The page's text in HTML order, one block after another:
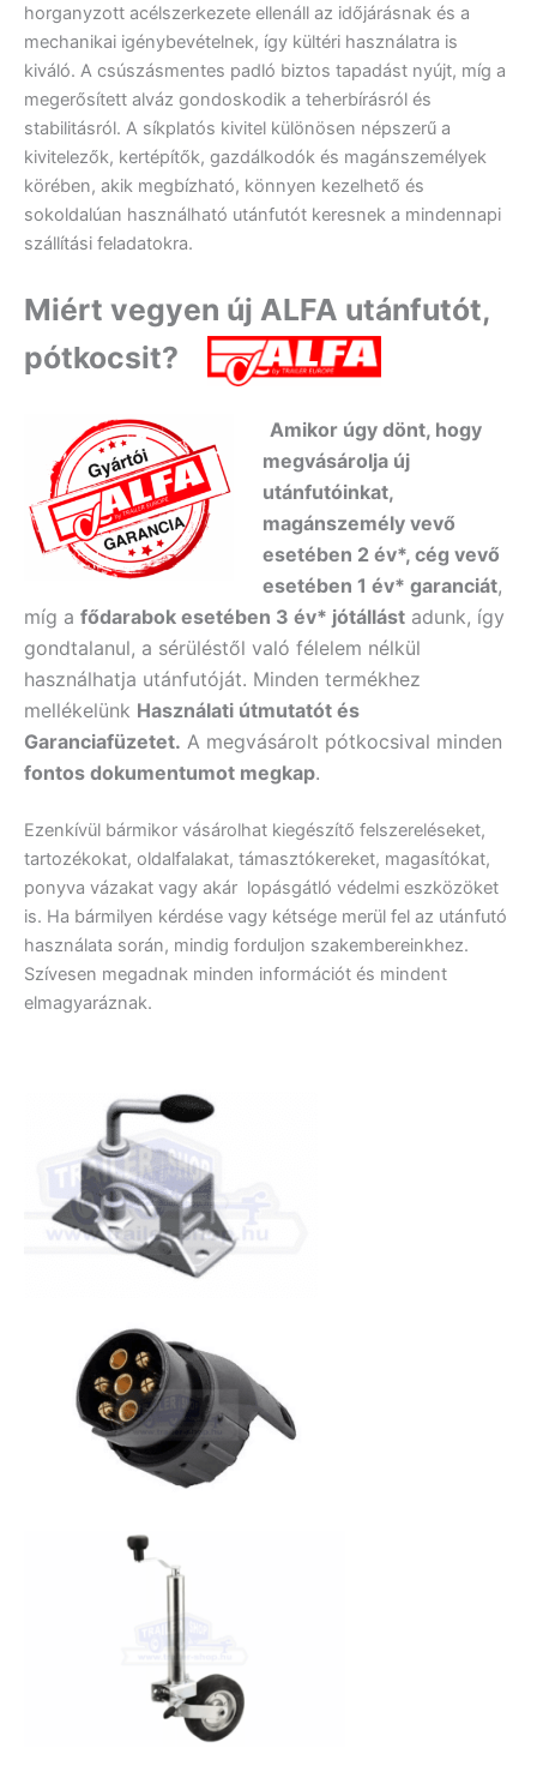
horganyzott acélszerkezete ellenáll az időjárásnak és a
mechanikai igénybevételnek, így kültéri használatra is
kiváló. A csúszásmentes padló biztos tapadást nyújt, míg a
megerősített alváz gondoskodik a teherbírásról és
stabilitásról. A síkplatós kivitel különösen népszerű a
kivitelezők, kertépítők, gazdálkodók és magánszemélyek
körében, akik megbízható, könnyen kezelhető és
sokoldalúan használható utánfutót keresnek a mindennapi
szállítási feladatokra.
Miért vegyen új ALFA utánfutót,
pótkocsit?
Amikor úgy dönt, hogy
megvásárolja új
utánfutóinkat,
magánszemély vevő
esetében 2 év*, cég vevő
esetében 1 év* garanciát,
míg a fődarabok esetében 3 év* jótállást adunk, így
gondtalanul, a sérüléstől való félelem nélkül
használhatja utánfutóját. Minden termékhez
mellékelünk Használati útmutatót és
Garanciafüzetet. A megvásárolt pótkocsival minden
fontos dokumentumot megkap.
Ezenkívül bármikor vásárolhat kiegészítő felszereléseket,
tartozékokat, oldalfalakat, támasztókereket, magasítókat,
ponyva vázakat vagy akár lopásgátló védelmi eszközöket
is. Ha bármilyen kérdése vagy kétsége merül fel az utánfutó
használata során, mindig forduljon szakembereinkhez.
Szívesen megadnak minden információt és mindent
elmagyaráznak.